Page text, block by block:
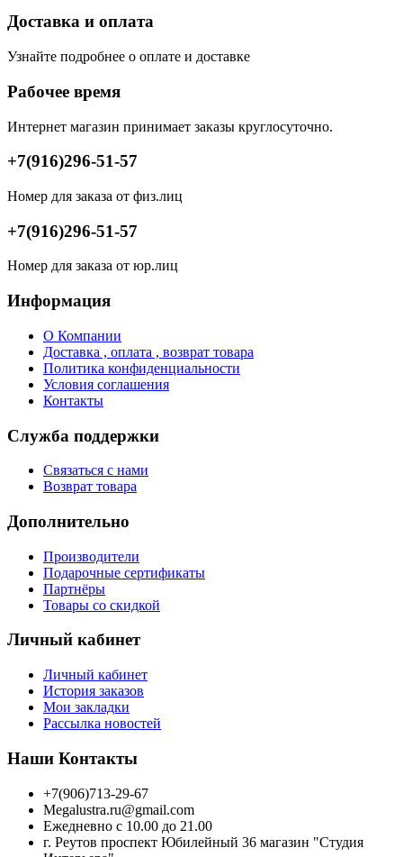
Доставка и оплата
Узнайте подробнее о оплате и доставке
Рабочее время
Интернет магазин принимает заказы круглосуточно.
+7(916)296-51-57
Номер для заказа от физ.лиц
+7(916)296-51-57
Номер для заказа от юр.лиц
Информация
О Компании
Доставка , оплата , возврат товара
Политика конфиденциальности
Условия соглашения
Контакты
Служба поддержки
Связаться с нами
Возврат товара
Дополнительно
Производители
Подарочные сертификаты
Партнёры
Товары со скидкой
Личный кабинет
Личный кабинет
История заказов
Мои закладки
Рассылка новостей
Наши Контакты
+7(906)713-29-67
Megalustra.ru@gmail.com
Ежедневно с 10.00 до 21.00
г. Реутов проспект Юбилейный 36 магазин "Студия